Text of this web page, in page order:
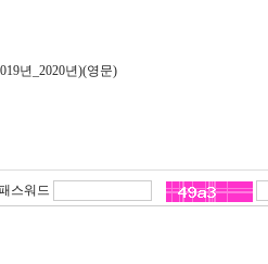
년_2020년)(영문)
스워드